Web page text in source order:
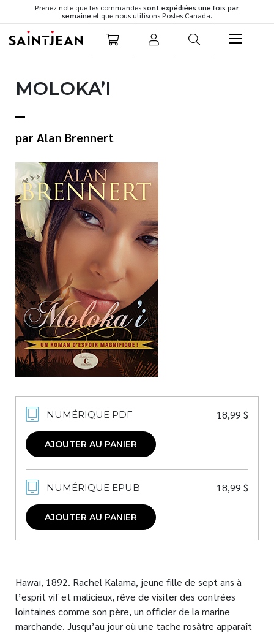
Prenez note que les commandessont expédiées une fois par
semaine et que nous utilisons Postes Canada.
Romans
Développement personnel
Littérature jeunesse
Spiritualité
Famille
Culture générale
Témoignages
Vie pratique
Finances
Nouveautés
Numérique
Livres audio
Meilleurs vendeurs
Page vedette
AUTEURS
À PROPOS
CONTACT
MOLOKA’I
Alan Brennert
NUMÉRIQUE PDF 18,99 $
AJOUTER AU PANIER
NUMÉRIQUE EPUB 18,99 $
AJOUTER AU PANIER
Hawaï, 1892. Rachel Kalama, jeune fille de sept ans à
l’esprit vif et malicieux, rêve de visiter des contrées
lointaines comme son père, un officier de la marine
marchande. Jusqu’au jour où une tache rosâtre apparaît